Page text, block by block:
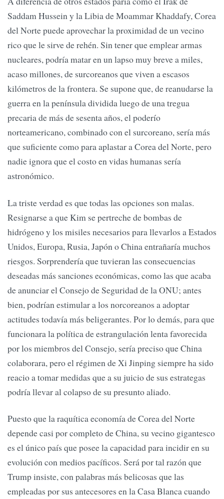
Saddam Hussein y la Libia de Moammar Khaddafy, Corea
del Norte puede aprovechar la proximidad de un vecino
rico que le sirve de rehén. Sin tener que emplear armas
nucleares, podría matar en un lapso muy breve a miles,
acaso millones, de surcoreanos que viven a escasos
kilómetros de la frontera. Se supone que, de reanudarse la
guerra en la península dividida luego de una tregua
precaria de más de sesenta años, el poderío
norteamericano, combinado con el surcoreano, sería más
que suficiente como para aplastar a Corea del Norte, pero
nadie ignora que el costo en vidas humanas sería
astronómico.
La triste verdad es que todas las opciones son malas.
Resignarse a que Kim se pertreche de bombas de
hidrógeno y los misiles necesarios para llevarlos a Estados
Unidos, Europa, Rusia, Japón o China entrañaría muchos
riesgos. Sorprendería que tuvieran las consecuencias
deseadas más sanciones económicas, como las que acaba
de anunciar el Consejo de Seguridad de la ONU; antes
bien, podrían estimular a los norcoreanos a adoptar
actitudes todavía más beligerantes. Por lo demás, para que
funcionara la política de estrangulación lenta favorecida
por los miembros del Consejo, sería preciso que China
colaborara, pero el régimen de Xi Jinping siempre ha sido
reacio a tomar medidas que a su juicio de sus estrategas
podría llevar al colapso de su presunto aliado.
Puesto que la raquítica economía de Corea del Norte
depende casi por completo de China, su vecino gigantesco
es el único país que posee la capacidad para incidir en su
evolución con medios pacíficos. Será por tal razón que
Trump insiste, con palabras más belicosas que las
empleadas por sus antecesores en la Casa Blanca cuando